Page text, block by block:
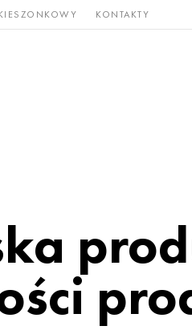
KONTAKTY
Rzadkie i